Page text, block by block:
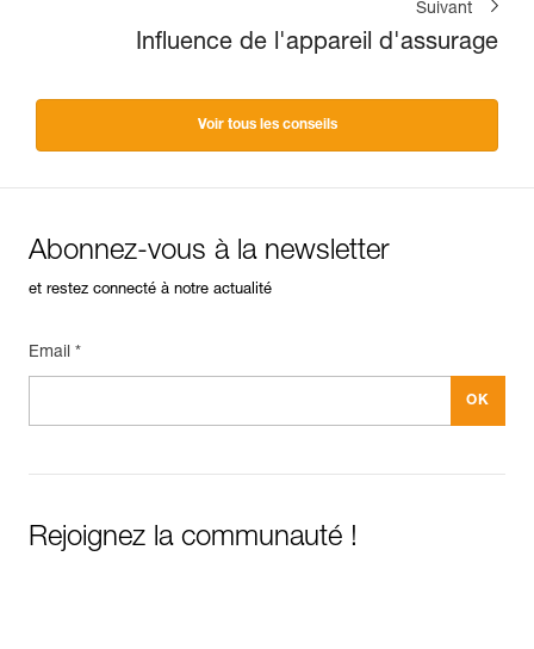
Suivant
Influence de l'appareil d'assurage
Voir tous les conseils
Abonnez-vous à la newsletter
et restez connecté à notre actualité
Email *
Rejoignez la communauté !